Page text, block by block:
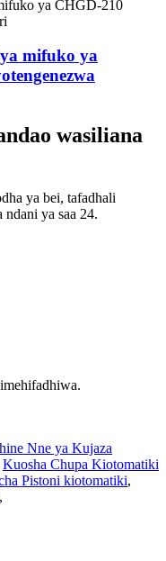
mifuko ya
wasiliana
ya bei, tafadhali
ndani ya saa 24.
Nne ya Kujaza
Kuosha Chupa Kiotomatiki
Pistoni kiotomatiki,
,